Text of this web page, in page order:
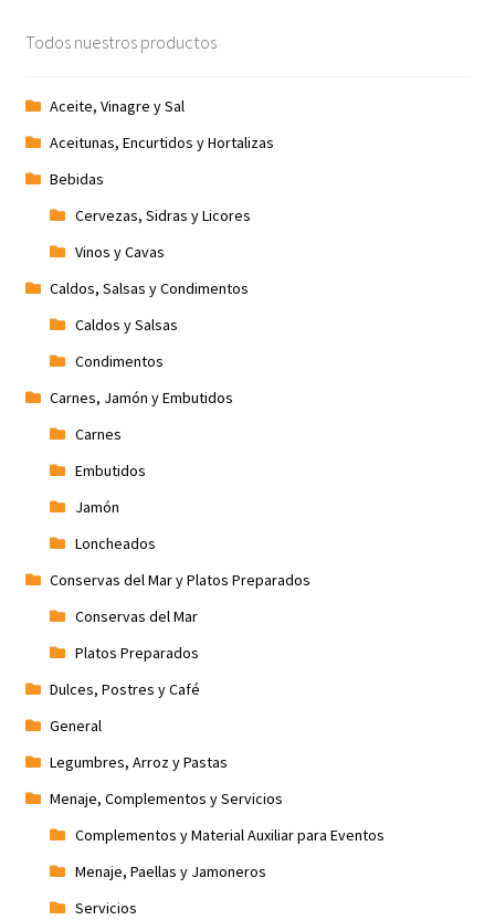
Todos nuestros productos
Aceite, Vinagre y Sal
Aceitunas, Encurtidos y Hortalizas
Bebidas
Cervezas, Sidras y Licores
Vinos y Cavas
Caldos, Salsas y Condimentos
Caldos y Salsas
Condimentos
Carnes, Jamón y Embutidos
Carnes
Embutidos
Jamón
Loncheados
Conservas del Mar y Platos Preparados
Conservas del Mar
Platos Preparados
Dulces, Postres y Café
General
Legumbres, Arroz y Pastas
Menaje, Complementos y Servicios
Complementos y Material Auxiliar para Eventos
Menaje, Paellas y Jamoneros
Servicios